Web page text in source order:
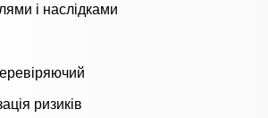
і наслідками
ризиків